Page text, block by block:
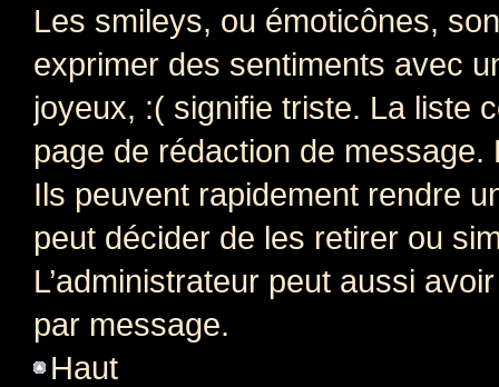
Les smileys, ou émoticônes,
exprimer des sentiments avec
joyeux, :( signifie triste. La liste
page de rédaction de
Ils peuvent rapidement rendre
peut décider de les retirer ou
L’administrateur peut aussi
par message.
Haut